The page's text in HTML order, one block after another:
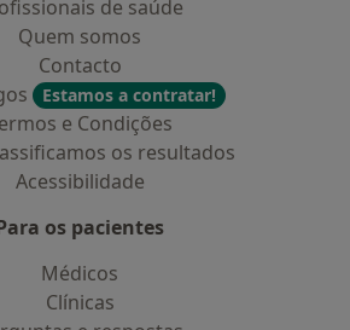
de saúde
Quem somos
Contacto
Estamos a contratar!
e Condições
os resultados
Acessibilidade
os pacientes
Médicos
Clínicas